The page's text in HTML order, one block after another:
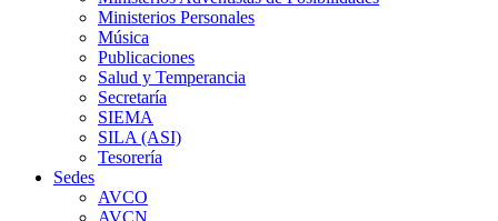
Ministerios Personales
Música
Publicaciones
Salud y Temperancia
Secretaría
SIEMA
SILA (ASI)
Tesorería
Sedes
AVCO
AVCN